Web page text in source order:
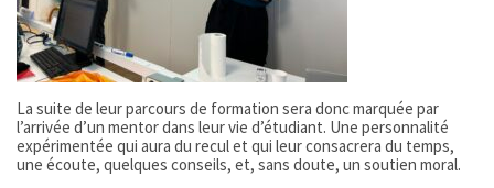
La suite de leur parcours de formation sera donc marquée par
l’arrivée d’un mentor dans leur vie d’étudiant. Une personnalité
expérimentée qui aura du recul et qui leur consacrera du temps,
une écoute, quelques conseils, et, sans doute, un soutien moral.